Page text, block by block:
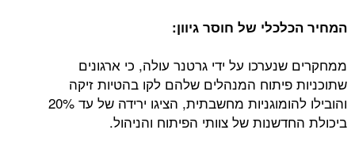
המחיר הכלכלי של חוסר גיוון:
ממחקרים שנערכו על ידי גרטנר עולה, כי ארגונים
שתוכניות פיתוח המנהלים שלהם לקו בהטיות זיקה
והובילו להומוגניות מחשבתית, הציגו ירידה של עד 20%
ביכולת החדשנות של צוותי הפיתוח והניהול.